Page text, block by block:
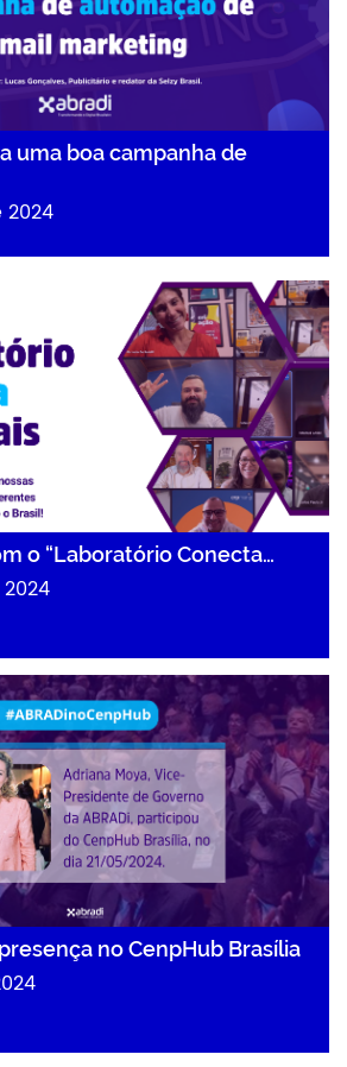
uma boa campanha de
“Laboratório Conecta…
o “Laboratório Conecta…
no CenpHub Brasília
no CenpHub Brasília